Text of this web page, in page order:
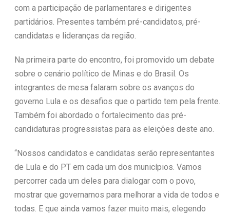
com a participação de parlamentares e dirigentes
partidários. Presentes também pré-candidatos, pré-
candidatas e lideranças da região.
Na primeira parte do encontro, foi promovido um debate
sobre o cenário político de Minas e do Brasil. Os
integrantes de mesa falaram sobre os avanços do
governo Lula e os desafios que o partido tem pela frente.
Também foi abordado o fortalecimento das pré-
candidaturas progressistas para as eleições deste ano.
“Nossos candidatos e candidatas serão representantes
de Lula e do PT em cada um dos municípios. Vamos
percorrer cada um deles para dialogar com o povo,
mostrar que governamos para melhorar a vida de todos e
todas. E que ainda vamos fazer muito mais, elegendo